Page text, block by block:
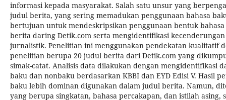
informasi kepada masyarakat. Salah satu unsur yang
judul berita, yang sering memadukan penggunaan bahasa
bertujuan untuk mendeskripsikan penggunaan bentuk
berita daring Detik.com serta mengidentifikasi
jurnalistik. Penelitian ini menggunakan pendekatan kualitatif
penelitian berupa 20 judul berita dari Detik.com yang
simak-catat. Analisis data dilakukan dengan mengidentifikasi
baku dan nonbaku berdasarkan KBBI dan EYD Edisi V. Hasil
baku lebih dominan digunakan dalam judul berita. Namun,
yang berupa singkatan, bahasa percakapan, dan istilah asing,